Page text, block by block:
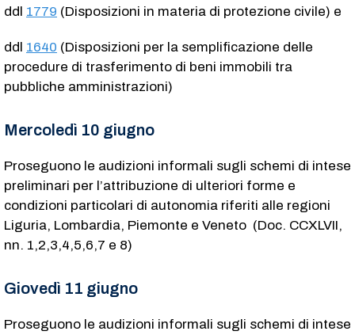
ddl 1779 (Disposizioni in materia di protezione civile) e
ddl 1640 (Disposizioni per la semplificazione delle
procedure di trasferimento di beni immobili tra
pubbliche amministrazioni)
Mercoledì 10 giugno
Proseguono le audizioni informali sugli schemi di intese
preliminari per l’attribuzione di ulteriori forme e
condizioni particolari di autonomia riferiti alle regioni
Liguria, Lombardia, Piemonte e Veneto (Doc. CCXLVII,
nn. 1,2,3,4,5,6,7 e 8)
Giovedì 11 giugno
Proseguono le audizioni informali sugli schemi di intese